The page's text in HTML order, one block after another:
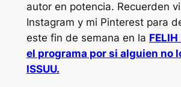
autor en potencia. Recuerden
Instagram y mi Pinterest para
este fin de semana en la
el programa por si alguien no
ISSUU.